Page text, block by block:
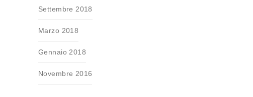
Settembre 2018
Marzo 2018
Gennaio 2018
Novembre 2016